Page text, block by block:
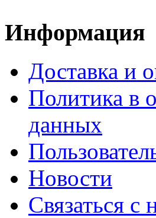
Информация
Доставка и
Политика в
данных
Новости
Связаться с